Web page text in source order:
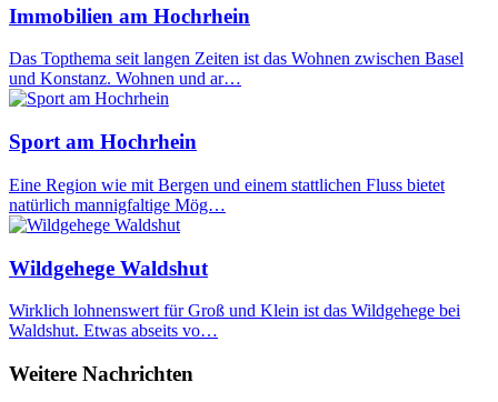
Immobilien am Hochrhein
Das Topthema seit langen Zeiten ist das Wohnen zwischen Basel
und Konstanz. Wohnen und ar…
Sport am Hochrhein
Eine Region wie mit Bergen und einem stattlichen Fluss bietet
natürlich mannigfaltige Mög…
Wildgehege Waldshut
Wirklich lohnenswert für Groß und Klein ist das Wildgehege bei
Waldshut. Etwas abseits vo…
Weitere Nachrichten